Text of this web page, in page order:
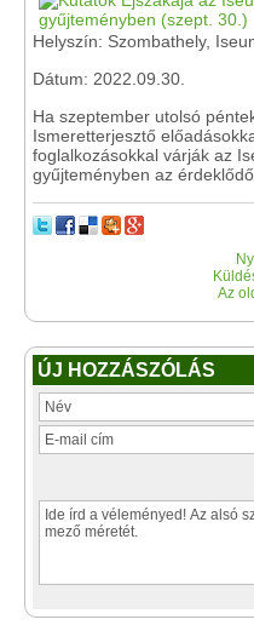
Helyszín: Szombathely,
Dátum: 2022.09.30.
Ha szeptember utolsó
Ismeretterjesztő
foglalkozásokkal várják az
gyűjteményben az
Az
ÚJ HOZZÁSZÓLÁS